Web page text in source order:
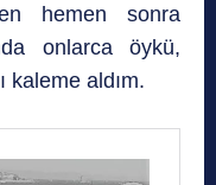
hemen sonra
onlarca öykü,
kaleme aldım.